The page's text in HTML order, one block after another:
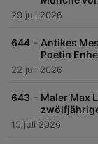
29 juli 2026
644 - Antikes
Poetin
22 juli 2026
643 - Maler Max
15 juli 2026